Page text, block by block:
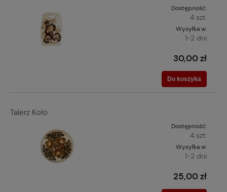
Dostępność:
4 szt.
Wysyłka w:
1-2 dni
30,00 zł
Do koszyka
Talerz Koło
Dostępność:
4 szt.
Wysyłka w:
1-2 dni
25,00 zł